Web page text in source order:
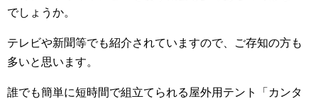
でしょうか。
テレビや新聞等でも紹介されていますので、ご存知の方も
多いと思います。
誰でも簡単に短時間で組立てられる屋外用テント「カンタ